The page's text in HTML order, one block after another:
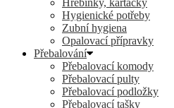
Hygienické potřeby
Zubní hygiena
Opalovací přípravky
Přebalování
Přebalovací komody
Přebalovací pulty
Přebalovací podložky
Přebalovací tašky